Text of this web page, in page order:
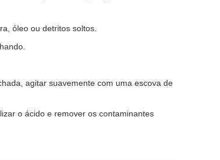
óleo ou detritos soltos.
agitar suavemente com uma escova de
o ácido e remover os contaminantes